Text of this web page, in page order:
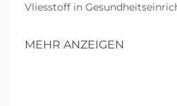
Vliesstoff in
in nachhaltigen medizinischen
MEHR ANZEIGEN